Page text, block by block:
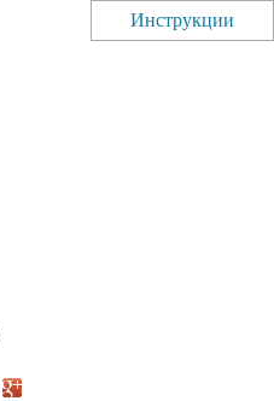
Инструкции